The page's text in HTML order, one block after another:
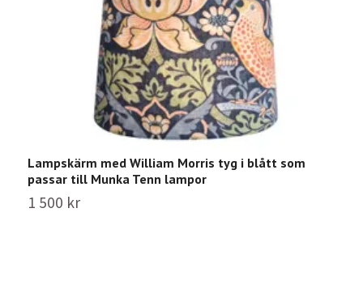
Lampskärm med William Morris tyg i blått som
passar till Munka Tenn lampor
1 500 kr